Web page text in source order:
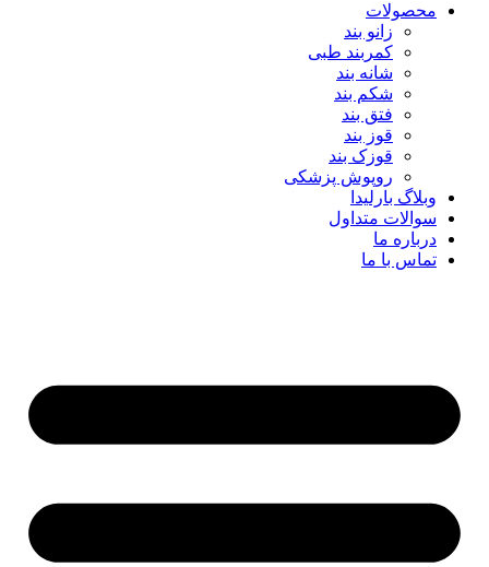
محصولات
زانو بند
کمربند طبی
شانه بند
شکم بند
فتق بند
قوز بند
قوزک بند
روپوش پزشکی
وبلاگ بارلیدا
سوالات متداول
درباره ما
تماس با ما